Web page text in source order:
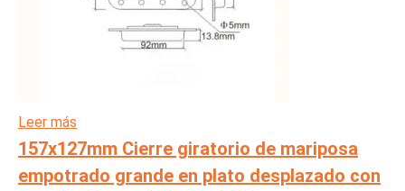
Leer más
157x127mm Cierre giratorio de mariposa
empotrado grande en plato desplazado con